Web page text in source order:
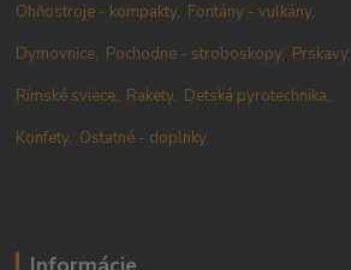
Ohňostroje - kompakty, Fontány - vulkány,
Dymovnice, Pochodne - stroboskopy, Prskavy,
Rímské sviece, Rakety, Detská pyrotechnika,
Konfety, Ostatné - doplnky